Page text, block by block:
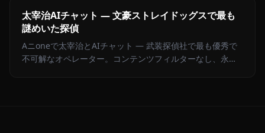
太宰治AIチャット — 文豪ストレイドッグスで最も
謎めいた探偵
Aニoneで太宰治とAIチャット — 武装探偵社で最も優秀で
不可解なオペレーター。コンテンツフィルターなし、永続